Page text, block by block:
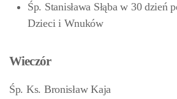
Śp. Stanisława Słąba w 30 dzień
Dzieci i Wnuków
Wieczór
Śp. Ks. Bronisław Kaja